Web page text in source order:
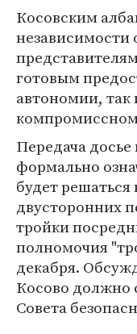
Косовским
независимости
готовым
автономии, так
Передача
формально
будет
двусторонних
тройки
полномочия
декабря.
Косово должно
Совета